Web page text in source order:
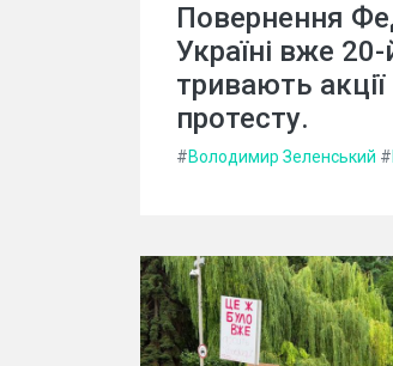
Повернення
Україні вже
тривають акції
протесту.
#Володимир Зеленський #